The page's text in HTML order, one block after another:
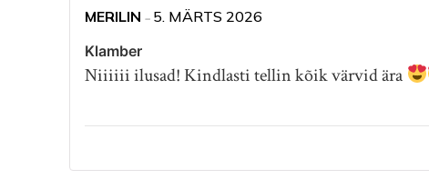
MERILIN– 5. MÄRTS 2026
Klamber
Niiiiii ilusad! Kindlasti tellin kõik värvid ära